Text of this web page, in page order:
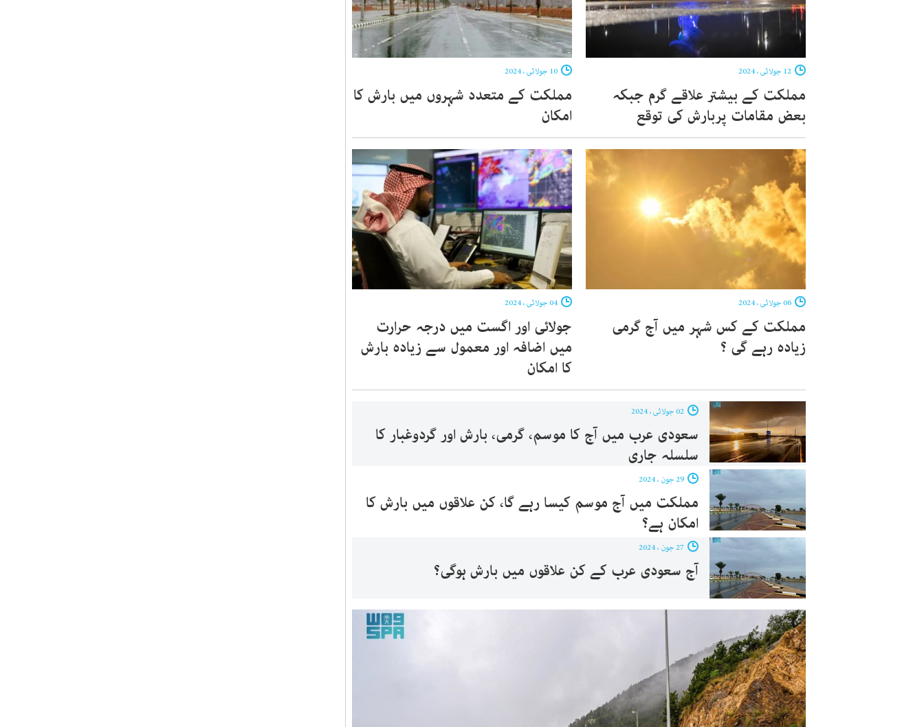
مملکت کے بیشتر علاقے گرم جبکہ
بعض مقامات پربارش کی توقع
مملکت کے متعدد شہروں میں بارش کا
امکان
مملکت کے کس شہر میں آج گرمی
زیادہ رہے گی ؟
جولائی اور اگست میں درجہ حرارت
میں اضافہ اور معمول سے زیادہ بارش
کا امکان
سعودی عرب میں آج کا موسم، گرمی، بارش اور گردوغبار کا
سلسلہ جاری
مملکت میں آج موسم کیسا رہے گا، کن علاقوں میں بارش کا
امکان ہے؟
آج سعودی عرب کے کن علاقوں میں بارش ہوگی؟